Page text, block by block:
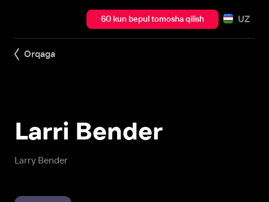
60 kun bepul tomosha qilish UZ
Orqaga
Larry Bender
Larri Bender